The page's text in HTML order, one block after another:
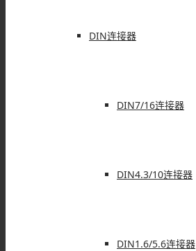
DIN连接器
DIN7/16连接器
DIN4.3/10连接器
DIN1.6/5.6连接器